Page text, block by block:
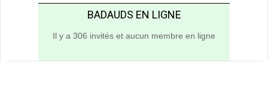
BADAUDS EN LIGNE
Il y a 306 invités et aucun membre en ligne